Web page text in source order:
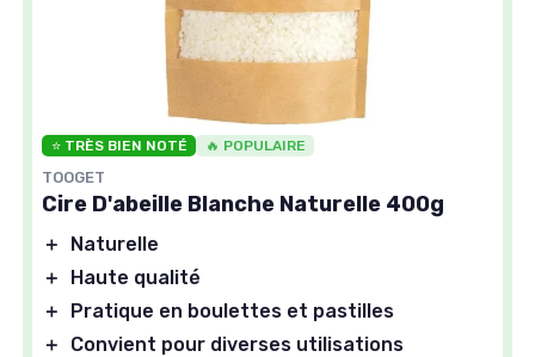
⭐ TRÈS BIEN NOTÉ 🔥 POPULAIRE
TOOGET
Cire D'abeille Blanche Naturelle 400g
＋
Naturelle
＋
Haute qualité
＋
Pratique en boulettes et pastilles
＋
Convient pour diverses utilisations